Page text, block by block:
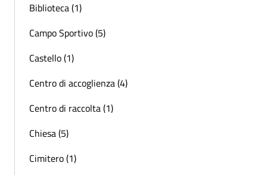
Biblioteca (1)
Campo Sportivo (5)
Castello (1)
Centro di accoglienza (4)
Centro di raccolta (1)
Chiesa (5)
Cimitero (1)